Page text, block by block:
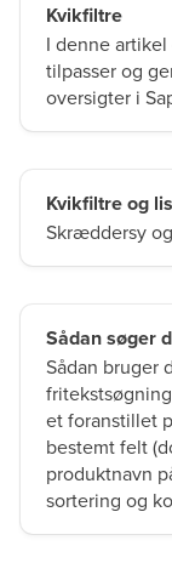
Kvikfiltre
I denne
tilpasser og
oversigter i
Kvikfiltre og
Skræddersy
Sådan søger
Sådan bruger
et foranstillet
bestemt felt
produktnavn
sortering og